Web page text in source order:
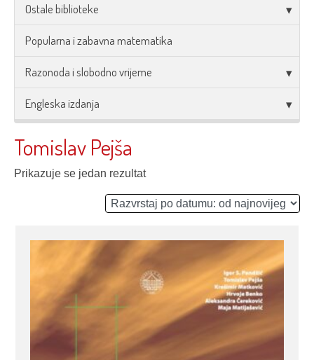
Ostale biblioteke
Popularna i zabavna matematika
Razonoda i slobodno vrijeme
Engleska izdanja
Tomislav Pejša
Prikazuje se jedan rezultat